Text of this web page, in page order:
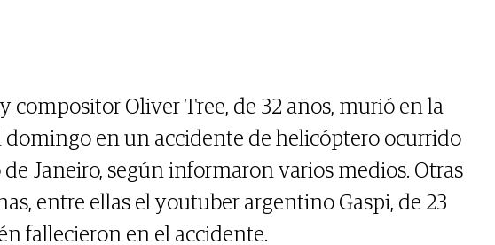
compositor Oliver Tree, de 32 años, murió en la
domingo en un accidente de helicóptero ocurrido
de Janeiro, según informaron varios medios. Otras
entre ellas el youtuber argentino Gaspi, de 23
fallecieron en el accidente.